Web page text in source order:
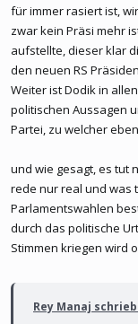
für immer rasiert ist,
zwar kein Präsi mehr
aufstellte, dieser klar
den neuen RS
Weiter ist Dodik in
politischen Aussagen
Partei, zu welcher
und wie gesagt, es tut
rede nur real und was
Parlamentswahlen
durch das politische
Stimmen kriegen wird
Rey Manaj